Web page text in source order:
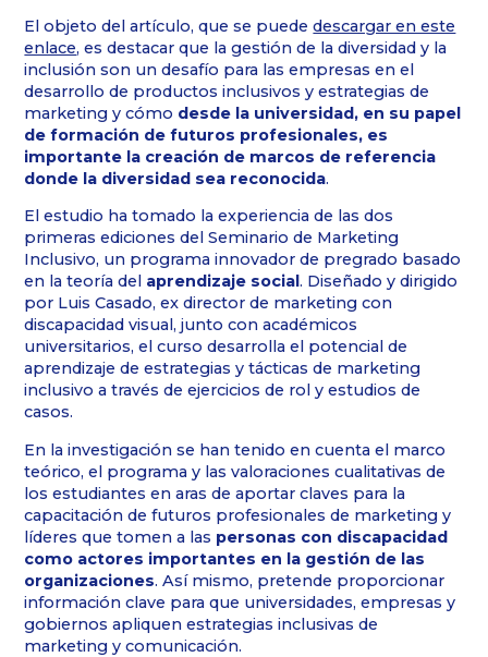
El objeto del artículo, que se puededescargar en este
enlace, es destacar que la gestión de la diversidad y la
inclusión son un desafío para las empresas en el
desarrollo de productos inclusivos y estrategias de
marketing y cómo desde la universidad, en su papel
de formación de futuros profesionales, es
importante la creación de marcos de referencia
donde la diversidad sea reconocida.
El estudio ha tomado la experiencia de las dos
primeras ediciones del Seminario de Marketing
Inclusivo, un programa innovador de pregrado basado
en la teoría del aprendizaje social. Diseñado y dirigido
por Luis Casado, ex director de marketing con
discapacidad visual, junto con académicos
universitarios, el curso desarrolla el potencial de
aprendizaje de estrategias y tácticas de marketing
inclusivo a través de ejercicios de rol y estudios de
casos.
En la investigación se han tenido en cuenta el marco
teórico, el programa y las valoraciones cualitativas de
los estudiantes en aras de aportar claves para la
capacitación de futuros profesionales de marketing y
líderes que tomen a las personas con discapacidad
como actores importantes en la gestión de las
organizaciones. Así mismo, pretende proporcionar
información clave para que universidades, empresas y
gobiernos apliquen estrategias inclusivas de
marketing y comunicación.